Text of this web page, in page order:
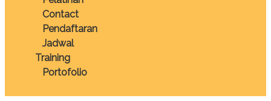
Contact
Pendaftaran
Jadwal
Training
Portofolio